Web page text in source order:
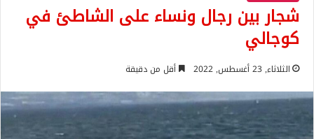
شجار بين رجال ونساء على الشاطئ في
كوجالي
الثلاثاء, 23 أغسطس, 2022 أقل من دقيقة